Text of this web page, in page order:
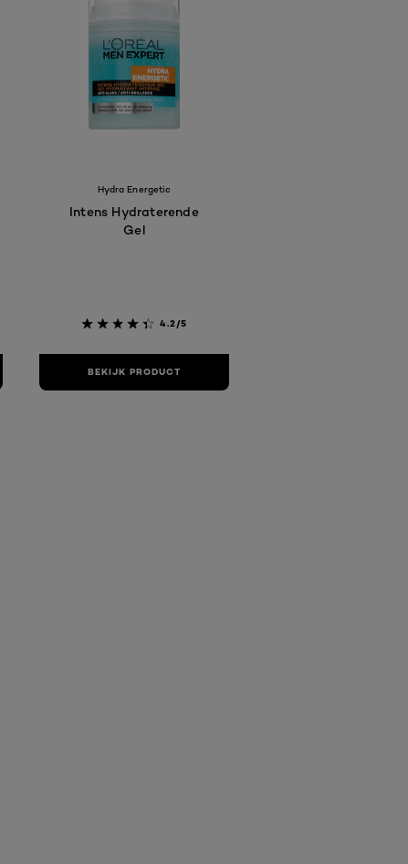
Hydra Energetic
Intens Hydraterende
Gel​
4.2/5
BEKIJK PRODUCT